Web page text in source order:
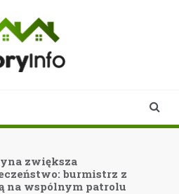
zwiększa
burmistrz z
wspólnym patrolu